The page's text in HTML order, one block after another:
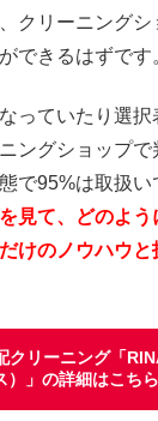
クリーニング
できるはずです
っていたり選
ングショップで
で95%は取扱
見て、どのよ
けのノウハウと
クリーニング「
）」の詳細はこちら